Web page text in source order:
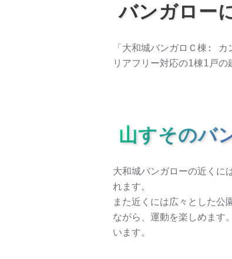
バンガロー
「大和城バンガロＣ棟: カ
リアフリー対応の1棟1戸の
山すそのバ
大和城バンガローの近くに
れます。
また近くには広々とした公
ながら、運動を楽しめます
います。